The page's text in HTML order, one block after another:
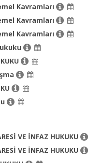
Kavramları
Kavramları
Kavramları
VE İNFAZ HUKUKU
VE İNFAZ HUKUKU